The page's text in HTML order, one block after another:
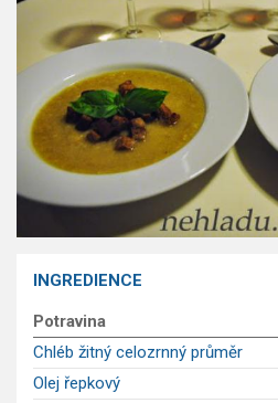
INGREDIENCE
Potravina
Chléb žitný celozrnný průměr
Olej řepkový